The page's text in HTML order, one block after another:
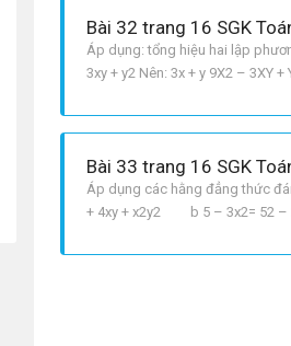
Bài 32 trang 16 SGK
Áp dụng: tổng hiệu hai lập
3xy + y2 Nên: 3x + y 9X2 – 3XY
Bài 33 trang 16 SGK
Áp dụng các hằng đẳng thức
+ 4xy + x2y2 b 5 – 3x2= 52 – 2